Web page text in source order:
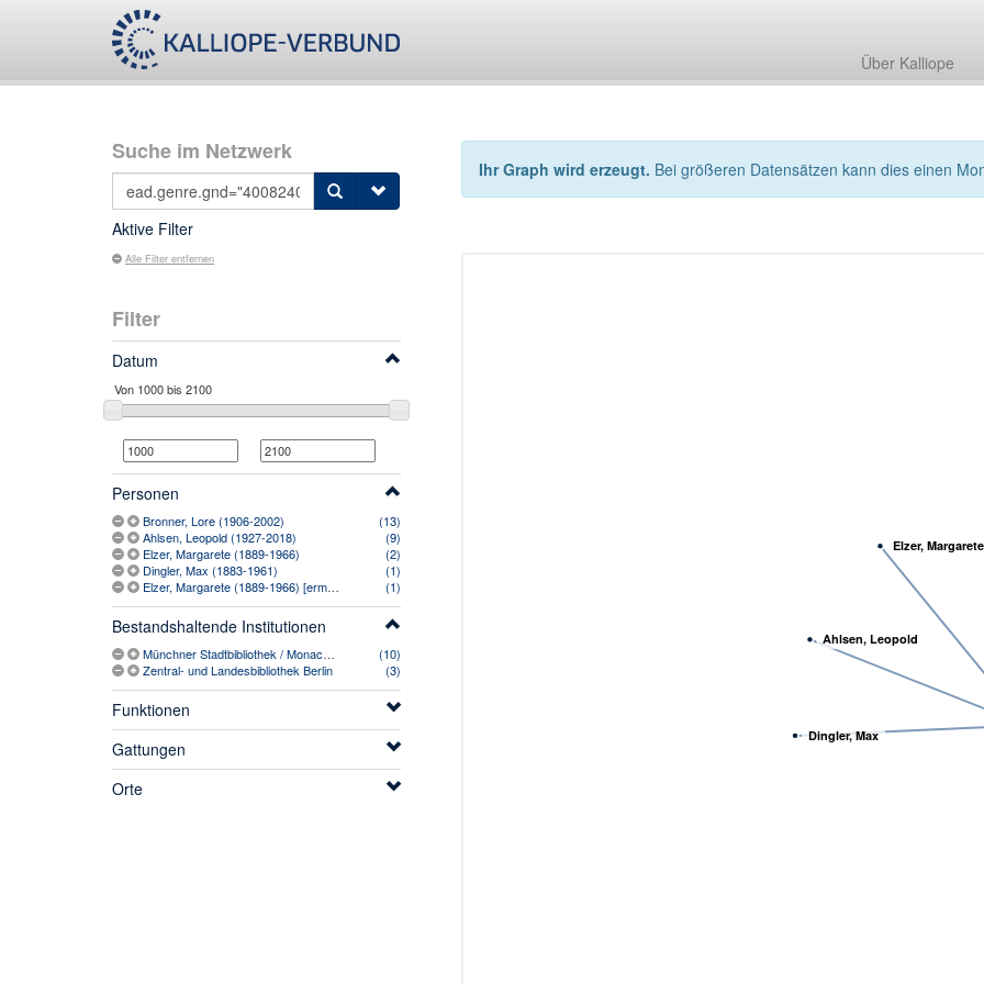
Über Kalliope
Suche im Netzwerk
Aktive Filter
Alle Filter entfernen
Filter
Datum
Personen
Bronner, Lore (1906-2002)
(13)
Ahlsen, Leopold (1927-2018)
(9)
Elzer, Margarete (1889-1966)
(2)
Dingler, Max (1883-1961)
(1)
Elzer, Margarete (1889-1966) [ermittelt]
(1)
Bestandshaltende Institutionen
Münchner Stadtbibliothek / Monacensia
(10)
Zentral- und Landesbibliothek Berlin
(3)
Funktionen
Gattungen
Orte
Ihr Graph wird erzeugt. Bei größeren Datensätzen kann dies einen
Elzer, Margarete
Dingler, Max
Ahlsen, Leopold